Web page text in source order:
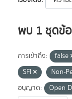
พบ 1 ชุดข้
การเข้าถึง: false
SFI
Non-
อนุญาต:
Open